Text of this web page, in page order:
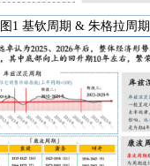
图1 基钦周期 & 朱格拉周期